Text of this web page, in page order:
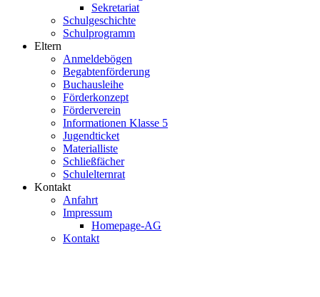
Sekretariat
Schulgeschichte
Schulprogramm
Eltern
Anmeldebögen
Begabtenförderung
Buchausleihe
Förderkonzept
Förderverein
Informationen Klasse 5
Jugendticket
Materialliste
Schließfächer
Schulelternrat
Kontakt
Anfahrt
Impressum
Homepage-AG
Kontakt